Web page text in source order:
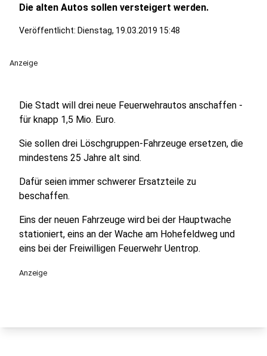
Die alten Autos sollen versteigert werden.
Veröffentlicht: Dienstag, 19.03.2019 15:48
Anzeige
Die Stadt will drei neue Feuerwehrautos anschaffen -
für knapp 1,5 Mio. Euro.
Sie sollen drei Löschgruppen-Fahrzeuge ersetzen, die
mindestens 25 Jahre alt sind.
Dafür seien immer schwerer Ersatzteile zu
beschaffen.
Eins der neuen Fahrzeuge wird bei der Hauptwache
stationiert, eins an der Wache am Hohefeldweg und
eins bei der Freiwilligen Feuerwehr Uentrop.
Anzeige